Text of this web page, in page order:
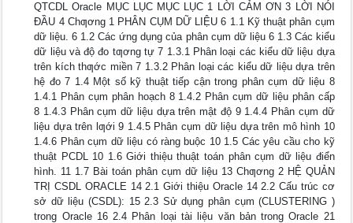
QTCDL Oracle MỤC LỤC MỤC LỤC 1 LỜI CẢM ƠN 3 LỜI NÓI
ĐẦU 4 Chƣơng 1 PHÂN CỤM DỮ LIỆU 6 1.1 Kỹ thuật phân cụm
dữ liệu. 6 1.2 Các ứng dụng của phân cụm dữ liệu 6 1.3 Các kiểu
dữ liệu và độ đo tƣơng tự 7 1.3.1 Phân loại các kiểu dữ liệu dựa
trên kích thƣớc miền 7 1.3.2 Phân loại các kiểu dữ liệu dựa trên
hệ đo 7 1.4 Một số kỹ thuật tiếp cận trong phân cụm dữ liệu 8
1.4.1 Phân cụm phân hoạch 8 1.4.2 Phân cụm dữ liệu phân cấp
8 1.4.3 Phân cụm dữ liệu dựa trên mật độ 9 1.4.4 Phân cụm dữ
liệu dựa trên lƣới 9 1.4.5 Phân cụm dữ liệu dựa trên mô hình 10
1.4.6 Phân cụm dữ liệu có ràng buộc 10 1.5 Các yêu cầu cho kỹ
thuật PCDL 10 1.6 Giới thiệu thuật toán phân cụm dữ liệu điển
hình. 11 1.7 Bài toán phân cụm dữ liệu 13 Chƣơng 2 HỆ QUẢN
TRỊ CSDL ORACLE 14 2.1 Giới thiệu Oracle 14 2.2 Cấu trúc cơ
sở dữ liệu (CSDL): 15 2.3 Sử dụng phân cụm (CLUSTERING )
trong Oracle 16 2.4 Phân loại tài liệu văn bản trong Oracle 21